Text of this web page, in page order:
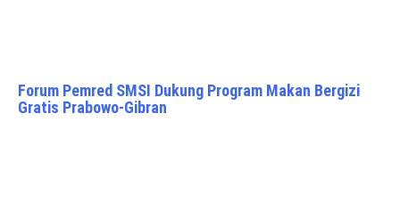
Forum Pemred SMSI Dukung Program Makan Bergizi
Gratis Prabowo-Gibran